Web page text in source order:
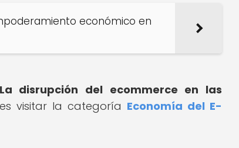
económico en
La disrupción del ecommerce en las
visitar la categoría Economía del E-